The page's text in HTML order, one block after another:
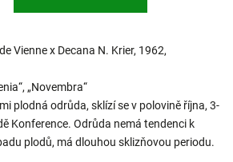
Vienne x Decana N. Krier, 1962,
„Novembra“
plodná odrůda, sklízí se v polovině října, 3-
Konference. Odrůda nemá tendenci k
plodů, má dlouhou sklizňovou periodu.